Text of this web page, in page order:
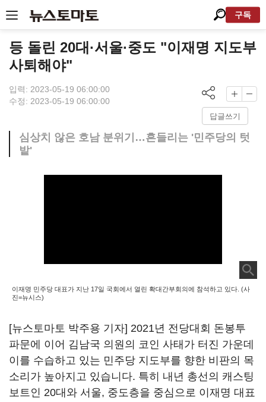
구독
등 돌린 20대·서울·중도 "이재명 지도부
사퇴해야"
입력: 2023-05-19 06:00:00
수정: 2023-05-19 06:00:00
답글쓰기
심상치 않은 호남 분위기…흔들리는 '민주당의 텃
밭'
이재명 민주당 대표가 지난 17일 국회에서 열린 확대간부회의에 참석하고 있다. (사
진=뉴시스)
[뉴스토마토 박주용 기자] 2021년 전당대회 돈봉투
파문에 이어 김남국 의원의 코인 사태가 터진 가운데
이를 수습하고 있는 민주당 지도부를 향한 비판의 목
소리가 높아지고 있습니다. 특히 내년 총선의 캐스팅
보트인 20대와 서울, 중도층을 중심으로 이재명 대표